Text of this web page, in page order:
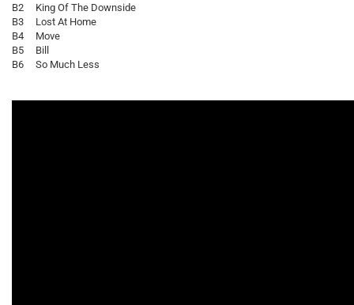
B2 King Of The Downside
B3 Lost At Home
B4 Move
B5 Bill
B6 So Much Less